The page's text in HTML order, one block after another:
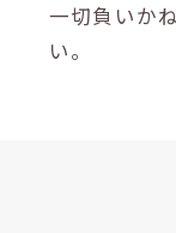
一切負いか
い。